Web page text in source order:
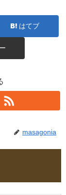
はてブ
masagonia